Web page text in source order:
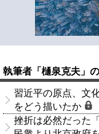
執筆者「樋泉克夫」
習近平の原点、文
をどう描いたか
挫折は必然だった